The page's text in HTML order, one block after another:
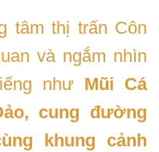
tâm thị trấn Côn
và ngắm nhìn
như Mũi Cá
cung đường
khung cảnh